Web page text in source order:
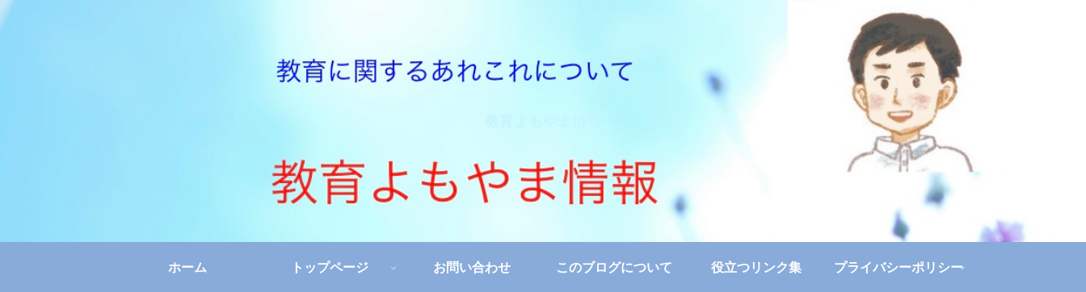
ホーム トップページ お問い合わせ このブログについて 役立つリンク集 プライバシーポリシー